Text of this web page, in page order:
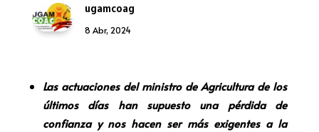
ugamcoag
8 Abr, 2024
Las actuaciones del ministro de Agricultura de los
últimos días han supuesto una pérdida de
confianza y nos hacen ser más exigentes a la